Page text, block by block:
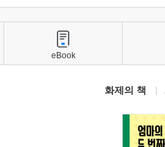
화제의 책
eBook